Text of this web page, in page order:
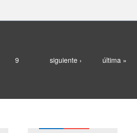
9 siguiente › última »